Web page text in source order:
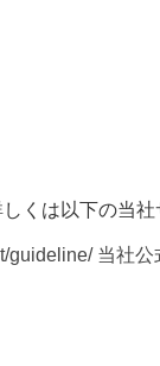
くは以下の当社
guideline/ 当社公